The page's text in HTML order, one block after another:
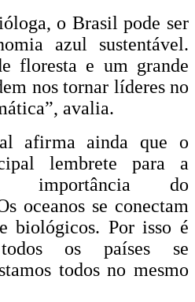
o Brasil pode ser
azul sustentável.
floresta e um grande
nos tornar líderes no
avalia.
afirma ainda que o
lembrete para a
importância do
oceanos se conectam
biológicos. Por isso é
os países se
todos no mesmo